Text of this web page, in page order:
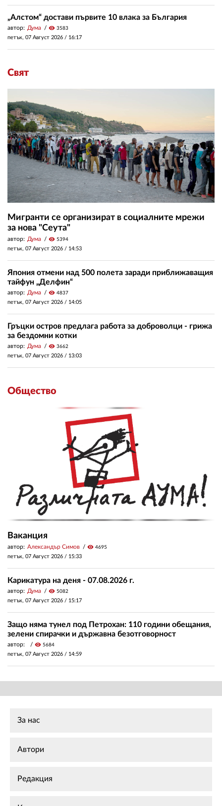
„Алстом“ достави първите 10 влака за България
автор: Дума visibility 3583
петък, 07 Август 2026 / 16:17
Свят
Мигранти се организират в социалните мрежи
за нова "Сеута"
автор: Дума visibility 5394
петък, 07 Август 2026 / 14:53
Япония отмени над 500 полета заради приближаващия
тайфун „Делфин“
автор: Дума visibility 4837
петък, 07 Август 2026 / 14:05
Гръцки остров предлага работа за доброволци - грижа
за бездомни котки
автор: Дума visibility 3662
петък, 07 Август 2026 / 13:03
Общество
Ваканция
автор: Александър Симов visibility 4695
петък, 07 Август 2026 / 15:33
Карикатура на деня - 07.08.2026 г.
автор: Дума visibility 5082
петък, 07 Август 2026 / 15:17
Защо няма тунел под Петрохан: 110 години обещания,
зелени спирачки и държавна безотговорност
автор: visibility 5684
петък, 07 Август 2026 / 14:59
За нас
Автори
Редакция